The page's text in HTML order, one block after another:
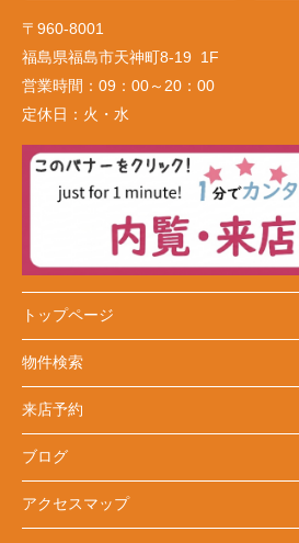
〒960-8001
福島県福島市天神町8-19 1F
営業時間： 09：00～20：00
定休日： 火・水
トップページ
物件検索
来店予約
ブログ
アクセスマップ